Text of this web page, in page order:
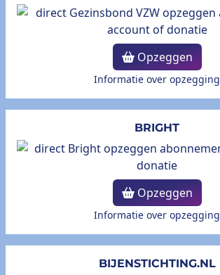
Opzeggen
Informatie over opzegging
BRIGHT
Opzeggen
Informatie over opzegging
BIJENSTICHTING.NL